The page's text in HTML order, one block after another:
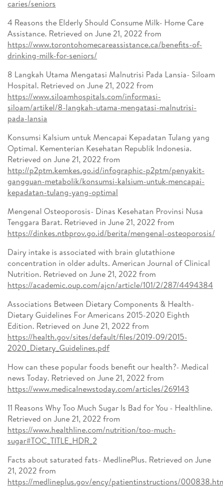
caries/seniors
4 Reasons the Elderly Should Consume Milk- Home Care
Assistance. Retrieved on June 21, 2022 from
https://www.torontohomecareassistance.ca/benefits-of-
drinking-milk-for-seniors/
8 Langkah Utama Mengatasi Malnutrisi Pada Lansia- Siloam
Hospital. Retrieved on June 21, 2022 from
https://www.siloamhospitals.com/informasi-
siloam/artikel/8-langkah-utama-mengatasi-malnutrisi-
pada-lansia
Konsumsi Kalsium untuk Mencapai Kepadatan Tulang yang
Optimal. Kementerian Kesehatan Republik Indonesia.
Retrieved on June 21, 2022 from
http://p2ptm.kemkes.go.id/infographic-p2ptm/penyakit-
gangguan-metabolik/konsumsi-kalsium-untuk-mencapai-
kepadatan-tulang-yang-optimal
Mengenal Osteoporosis- Dinas Kesehatan Provinsi Nusa
Tenggara Barat. Retrieved in June 21, 2022 from
https://dinkes.ntbprov.go.id/berita/mengenal-osteoporosis/
Dairy intake is associated with brain glutathione
concentration in older adults. American Journal of Clinical
Nutrition. Retrieved on June 21, 2022 from
https://academic.oup.com/ajcn/article/101/2/287/4494384
Associations Between Dietary Components & Health-
Dietary Guidelines For Americans 2015-2020 Eighth
Edition. Retrieved on June 21, 2022 from
https://health.gov/sites/default/files/2019-09/2015-
2020_Dietary_Guidelines.pdf
How can these popular foods benefit our health?- Medical
news Today. Retrieved on June 21, 2022 from
https://www.medicalnewstoday.com/articles/269143
11 Reasons Why Too Much Sugar Is Bad for You - Healthline.
Retrieved on June 21, 2022 from
https://www.healthline.com/nutrition/too-much-
sugar#TOC_TITLE_HDR_2
Facts about saturated fats- MedlinePlus. Retrieved on June
21, 2022 from
https://medlineplus.gov/ency/patientinstructions/